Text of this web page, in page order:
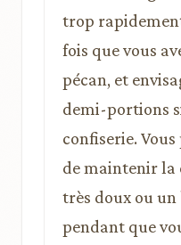
trop
fois que vous
pécan, et
demi-portions
confiserie.
de maintenir la
très doux ou
pendant que